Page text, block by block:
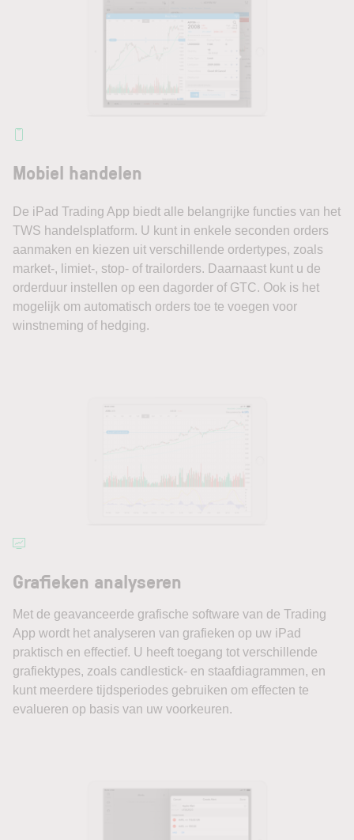
Mobiel handelen
De iPad Trading App biedt alle belangrijke functies van het
TWS handelsplatform. U kunt in enkele seconden orders
aanmaken en kiezen uit verschillende ordertypes, zoals
market-, limiet-, stop- of trailorders. Daarnaast kunt u de
orderduur instellen op een dagorder of GTC. Ook is het
mogelijk om automatisch orders toe te voegen voor
winstneming of hedging.
Grafieken analyseren
Met de geavanceerde grafische software van de Trading
App wordt het analyseren van grafieken op uw iPad
praktisch en effectief. U heeft toegang tot verschillende
grafiektypes, zoals candlestick- en staafdiagrammen, en
kunt meerdere tijdsperiodes gebruiken om effecten te
evalueren op basis van uw voorkeuren.